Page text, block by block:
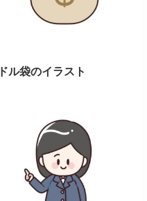
ドル袋のイラスト